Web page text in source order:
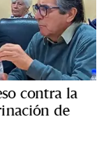
contra la
de